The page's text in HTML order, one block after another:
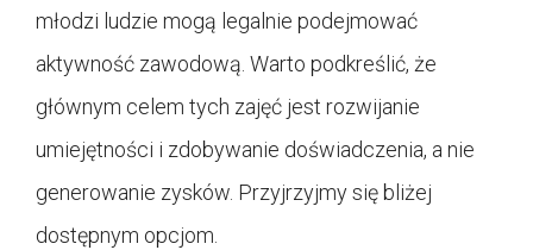
młodzi ludzie mogą legalnie podejmować
aktywność zawodową. Warto podkreślić, że
głównym celem tych zajęć jest rozwijanie
umiejętności i zdobywanie doświadczenia, a nie
generowanie zysków. Przyjrzyjmy się bliżej
dostępnym opcjom.